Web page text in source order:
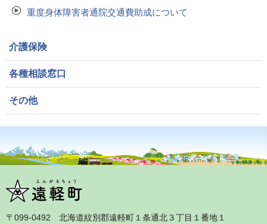
重度身体障害者通院交通費助成について
介護保険
各種相談窓口
その他
〒099‐0492 北海道紋別郡遠軽町１条通北３丁目１番地１